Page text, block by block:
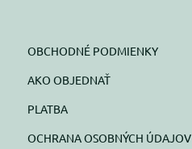
OBCHODNÉ PODMIENKY
AKO OBJEDNAŤ
PLATBA
OCHRANA OSOBNÝCH ÚDAJOV